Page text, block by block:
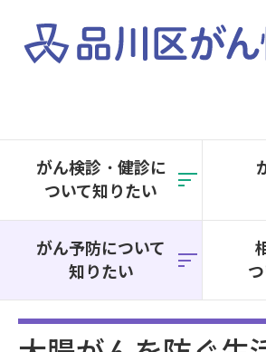
がん検診・健診に
ついて知りたい
がん予防について
知りたい